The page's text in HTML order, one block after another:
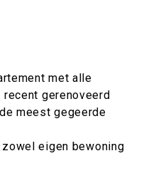
met alle
gerenoveerd
meest gegeerde
eigen bewoning